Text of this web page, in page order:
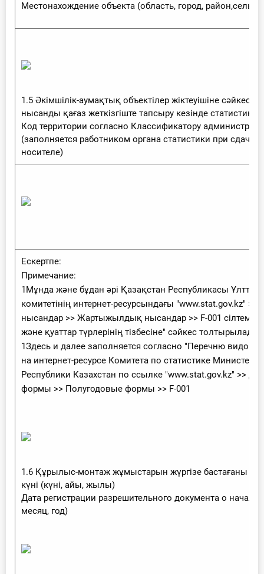
Местонахождение объекта (область, город,
1.5 Әкімшілік-аумақтық объектілер жіктеуішіне сәйкес
нысанды қағаз жеткізгіште тапсыру кезінде
Код территории согласно Классификатору
(заполняется работником органа статистики при
носителе)
Ескертпе:
Примечание:
1Мұнда және бұдан әрі Қазақстан Республикасы Ұлттық
комитетінің интернет-ресурсындағы "www.stat.gov.kz"
нысандар >> Жартыжылдық нысандар >> F-001
және қуаттар түрлерінің тізбесіне" сәйкес толтырылады
1Здесь и далее заполняется согласно "Перечню видов
на интернет-ресурсе Комитета по статистике
Республики Казахстан по ссылке "www.stat.gov.kz" >>
формы >> Полугодовые формы >> F-001
1.6 Құрылыс-монтаж жұмыстарын жүргізе бастағаны
күні (күні, айы, жылы)
Дата регистрации разрешительного документа о
месяц, год)